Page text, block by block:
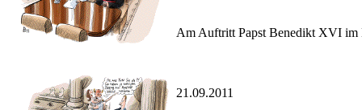
Am Auftritt Papst Benedikt XVI im
21.09.2011